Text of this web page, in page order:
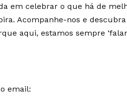
em celebrar o que há de
Acompanhe-nos e
aqui, estamos sempre
email: